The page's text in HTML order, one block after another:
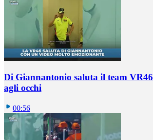
Di Giannantonio saluta il team
agli occhi
00:56